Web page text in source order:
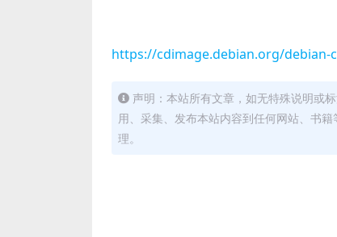
https://cdimage.debian.org/debian-
声明：本站所有文章，如无特殊说明或
用、采集、发布本站内容到任何网站、书
理。